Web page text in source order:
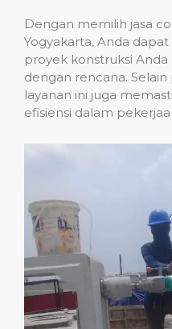
Dengan memilih jasa
Yogyakarta, Anda
proyek konstruksi Anda
dengan rencana.
layanan ini juga
efisiensi dalam